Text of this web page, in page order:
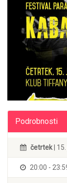
Podrobnosti
četrtek |
20:00 -